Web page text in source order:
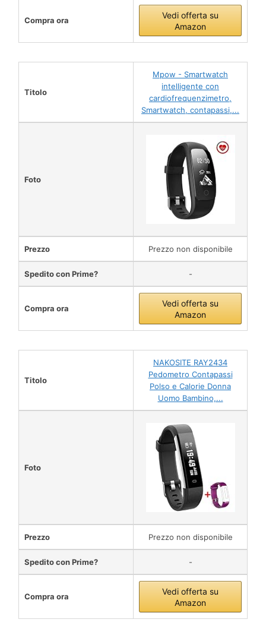
Compra ora
Vedi offerta su
Amazon
Titolo
Mpow - Smartwatch
intelligente con
cardiofrequenzimetro,
Smartwatch, contapassi,...
Foto
Prezzo Prezzo non disponibile
Spedito con Prime? -
Compra ora
Vedi offerta su
Amazon
Titolo
NAKOSITE RAY2434
Pedometro Contapassi
Polso e Calorie Donna
Uomo Bambino,...
Foto
Prezzo Prezzo non disponibile
Spedito con Prime? -
Compra ora
Vedi offerta su
Amazon